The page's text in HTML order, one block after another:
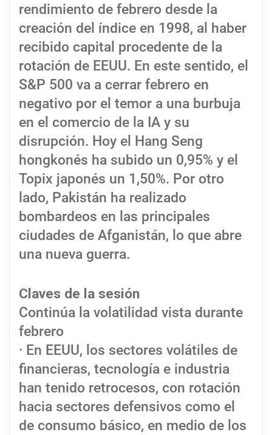
rendimiento de febrero desde la
creación del índice en 1998, al haber
recibido capital procedente de la
rotación de EEUU. En este sentido, el
S&P 500 va a cerrar febrero en
negativo por el temor a una burbuja
en el comercio de la IA y su
disrupción. Hoy el Hang Seng
hongkonés ha subido un 0,95% y el
Topix japonés un 1,50%. Por otro
lado, Pakistán ha realizado
bombardeos en las principales
ciudades de Afganistán, lo que abre
una nueva guerra.
Claves de la sesión
Continúa la volatilidad vista durante
febrero
· En EEUU, los sectores volátiles de
financieras, tecnología e industria
han tenido retrocesos, con rotación
hacia sectores defensivos como el
de consumo básico, en medio de los